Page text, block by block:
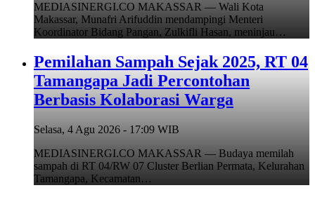
MEDIASINERGI.CO MAKASSAR — Wali Kota
Makassar, Munafri Arifuddin mendampingi Menteri
Koordinator Bidang Pangan, Zulkifli Hasan, meninjau…
Pemilahan Sampah Sejak 2025, RT 04
Tamangapa Jadi Percontohan
Berbasis Kolaborasi Warga
Selasa, 4 Agu 2026 - 17:09 WIB
MEDIASINERGI.CO MAKASSAR — Budaya memilah
sampah di RT 04/RW 07 Cluster Berlian Permata, Kelurahan
Tamangapa, Kecamatan…